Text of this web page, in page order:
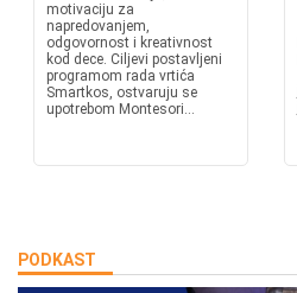
motivaciju za
napredovanjem,
odgovornost i kreativnost
kod dece. Ciljevi postavljeni
programom rada vrtića
Smartkos, ostvaruju se
upotrebom Montesori...
PODKAST